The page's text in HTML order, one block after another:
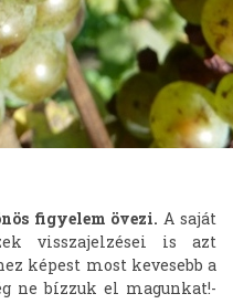
figyelem övezi. A saját
visszajelzései is azt
képest most kevesebb a
ne bízzuk el magunkat!-